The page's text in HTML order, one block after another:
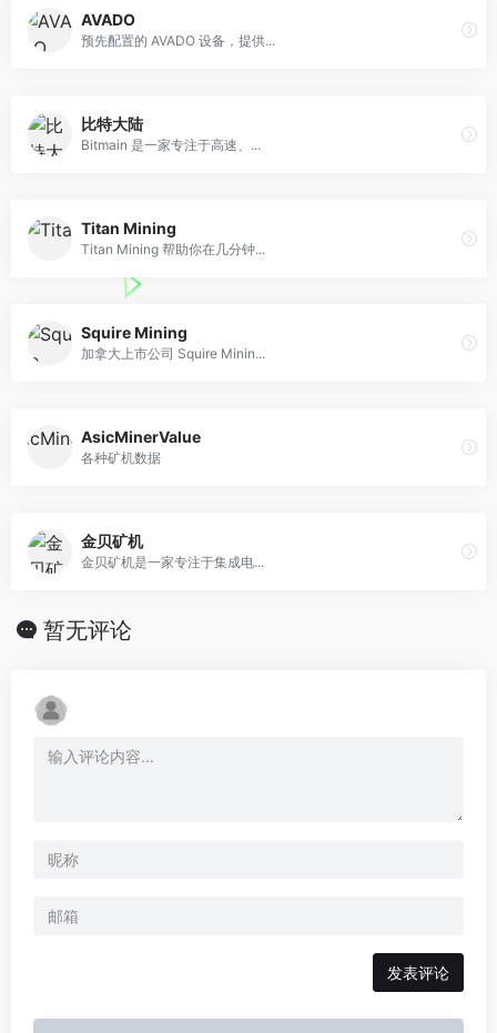
AVADO
预先配置的 AVADO 设备，提供...
比特大陆
Bitmain 是一家专注于高速、...
Titan Mining
Titan Mining 帮助你在几分钟...
Squire Mining
加拿大上市公司 Squire Minin...
AsicMinerValue
各种矿机数据
金贝矿机
金贝矿机是一家专注于集成电...
暂无评论
发表评论